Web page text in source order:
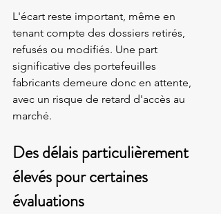
L'écart reste important, même en
tenant compte des dossiers retirés,
refusés ou modifiés. Une part
significative des portefeuilles
fabricants demeure donc en attente,
avec un risque de retard d'accès au
marché.
Des délais particulièrement
élevés pour certaines
évaluations